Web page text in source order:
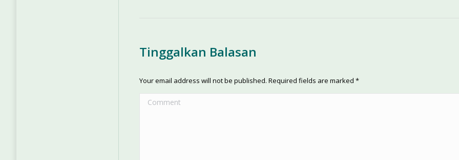
Tinggalkan Balasan
Your email address will not be published. Required fields are marked *
Comment